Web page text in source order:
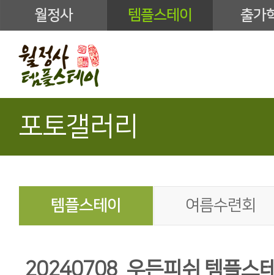
월정사 템플스테이 출가
포토갤러리
템플스테이 여름수련회
20240708_우든피쉬 템플스